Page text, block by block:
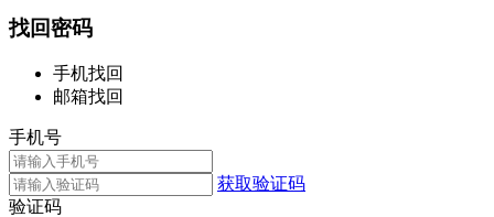
找回密码
手机找回
邮箱找回
手机号
获取验证码
验证码